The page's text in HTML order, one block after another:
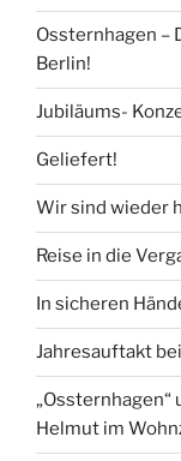
Ossternhagen –
Berlin!
Jubiläums-
Geliefert!
Wir sind wieder
Reise in die
In sicheren
Jahresauftakt
„Ossternhagen“
Helmut im